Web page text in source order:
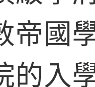
帝國
的入